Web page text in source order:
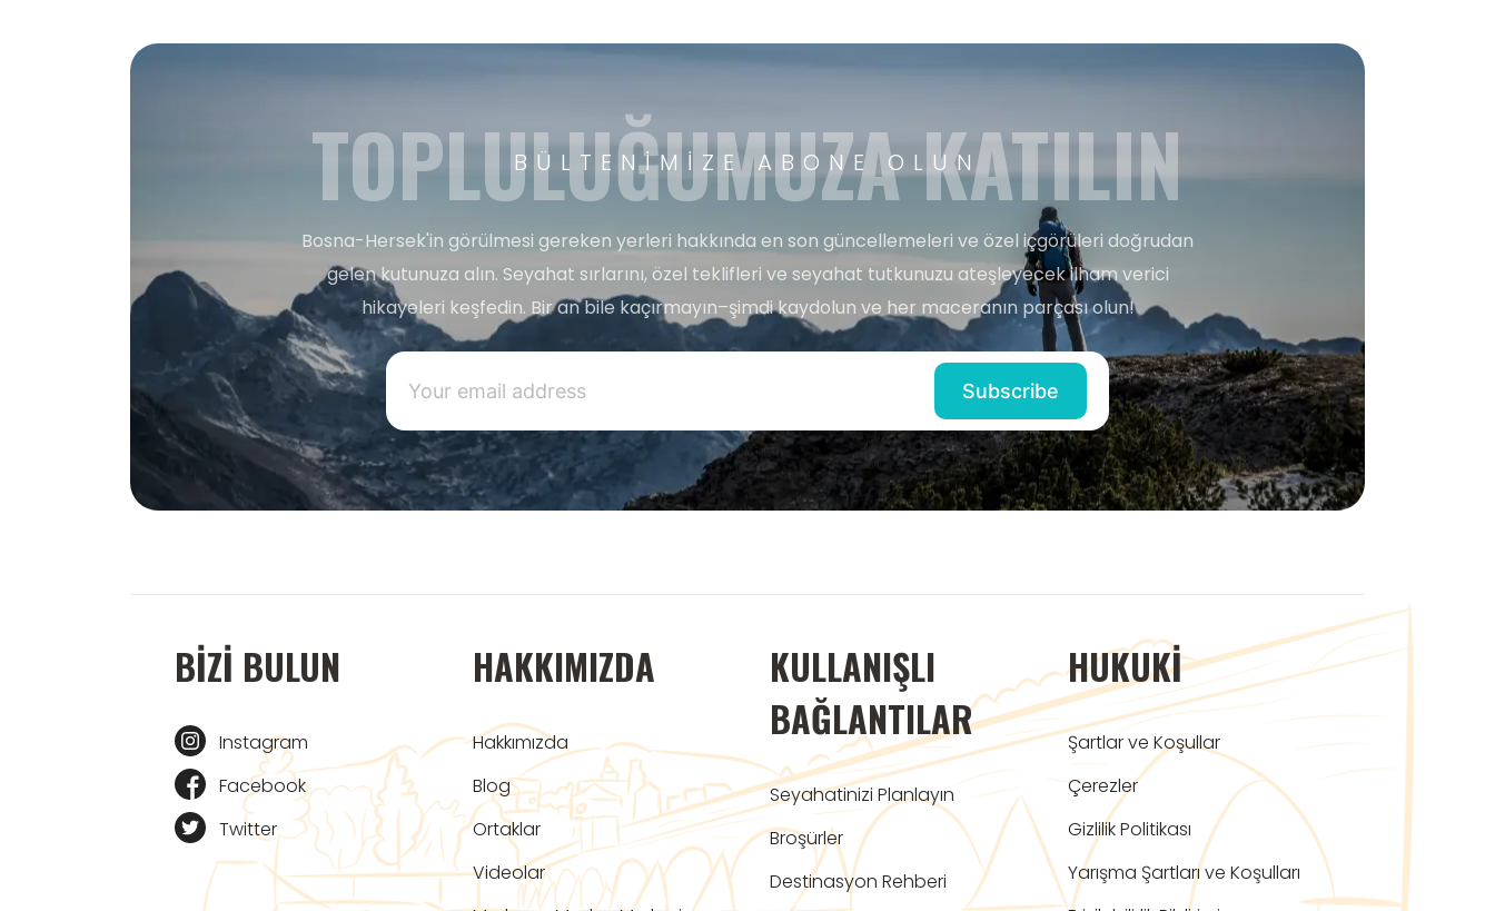
BÜLTENIMIZE ABONE OLUN
TOPLULUĞUMUZA KATILIN
Bosna-Hersek'in görülmesi gereken yerleri hakkında en son güncellemeleri ve özel içgörüleri doğrudan
gelen kutunuza alın. Seyahat sırlarını, özel teklifleri ve seyahat tutkunuzu ateşleyecek ilham verici
hikayeleri keşfedin. Bir an bile kaçırmayın–şimdi kaydolun ve her maceranın parçası olun!
BIZI BULUN
Instagram
Facebook
Twitter
HAKKIMIZDA
Hakkımızda
Blog
Ortaklar
Videolar
KULLANIŞLI
BAĞLANTILAR
Seyahatinizi Planlayın
Broşürler
Destinasyon Rehberi
HUKUKI
Şartlar ve Koşullar
Çerezler
Gizlilik Politikası
Yarışma Şartları ve Koşulları